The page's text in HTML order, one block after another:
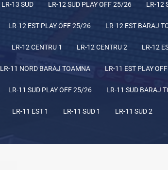
LR-13 SUD LR-12 SUD PLAY OFF 25/26 LR-12
LR-12 EST PLAY OFF 25/26 LR-12 EST BARAJ
LR-12 CENTRU 1 LR-12 CENTRU 2 LR-12
LR-11 NORD BARAJ TOAMNA LR-11 EST PLAY
LR-11 SUD PLAY OFF 25/26 LR-11 SUD BARAJ
LR-11 EST 1 LR-11 SUD 1 LR-11 SUD 2